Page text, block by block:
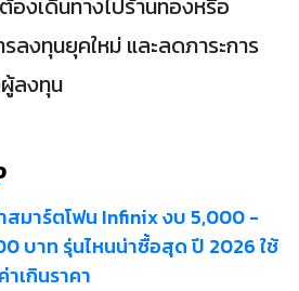
ลงทุนยุคใหม่ และลดภาระการ
ลงทุน
สมาร์ตโฟน Infinix งบ 5,000 -
บาท รุ่นไหนน่าซื้อสุด ปี 2026 ใช้
เกินราคา